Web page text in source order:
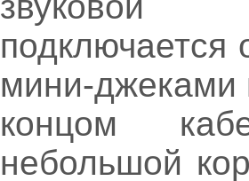
мини-джеками
концом
небольшой